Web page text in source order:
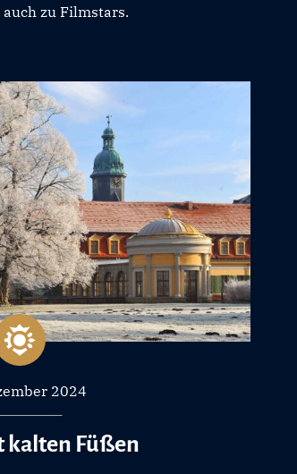
zu Filmstars.
2024
kalten Füßen